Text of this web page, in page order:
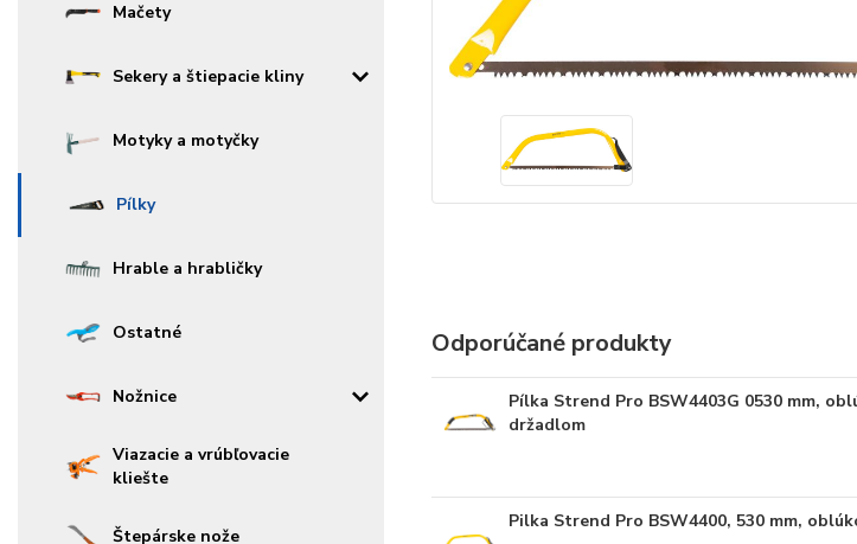
Mačety
Sekery a štiepacie kliny
Motyky a motyčky
Pílky
Hrable a hrabličky
Ostatné
Nožnice
Viazacie a vrúbľovacie
kliešte
Štepárske nože
Odporúčané produkty
Pílka Strend Pro BSW4403G 0530 mm,
držadlom
Pilka Strend Pro BSW4400, 530 mm,